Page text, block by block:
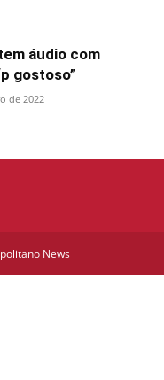
áudio com
gostoso”
de 2022
News